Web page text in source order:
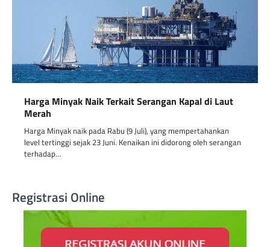
Harga Minyak Naik Terkait Serangan Kapal di Laut
Merah
Harga Minyak naik pada Rabu (9 Juli), yang mempertahankan
level tertinggi sejak 23 Juni. Kenaikan ini didorong oleh serangan
terhadap…
Registrasi Online